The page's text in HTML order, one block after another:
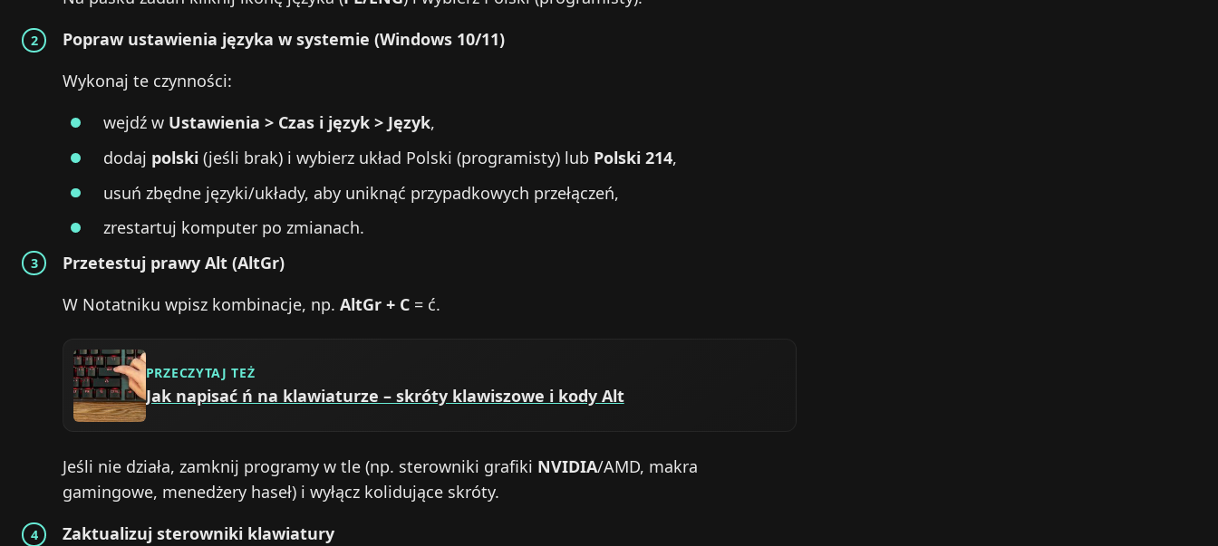
Popraw ustawienia języka w systemie (Windows 10/11)
Wykonaj te czynności:
wejdź w Ustawienia > Czas i język > Język,
dodaj polski (jeśli brak) i wybierz układ Polski (programisty) lub Polski 214,
usuń zbędne języki/układy, aby uniknąć przypadkowych przełączeń,
zrestartuj komputer po zmianach.
Przetestuj prawy Alt (AltGr)
W Notatniku wpisz kombinacje, np. AltGr + C = ć.
PRZECZYTAJ TEŻ
Jak napisać ń na klawiaturze – skróty klawiszowe i kody Alt
Jeśli nie działa, zamknij programy w tle (np. sterowniki grafiki NVIDIA/AMD, makra
gamingowe, menedżery haseł) i wyłącz kolidujące skróty.
Zaktualizuj sterowniki klawiatury